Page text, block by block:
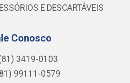
E DESCARTÁVEIS
Conosco
3419-0103
99111-0579